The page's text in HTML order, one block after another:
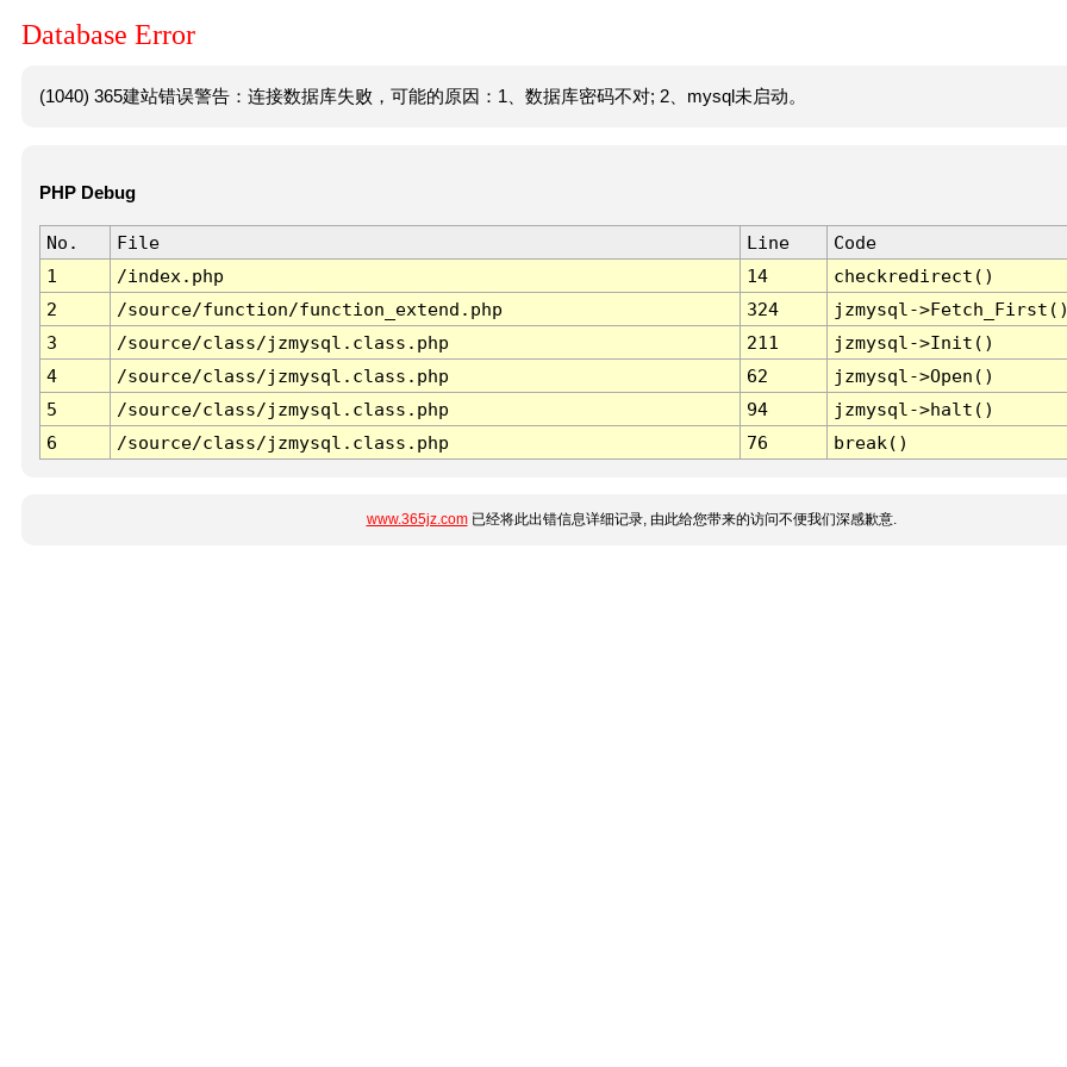
Database Error
(1040) 365建站错误警告：连接数据库失败，可能的原因：1、数据库密码不对; 2、mysql未启动。
PHP Debug
No. File Line
Code
1
/index.php 14
checkredirect()
2
/source/function/function_extend.php 324
jzmysql-
3
/source/class/jzmysql.class.php 211
jzmysql->Init()
4
/source/class/jzmysql.class.php 62
jzmysql->Open()
5
/source/class/jzmysql.class.php 94
jzmysql->halt()
6
/source/class/jzmysql.class.php 76 break()
www.365jz.com已经将此出错信息详细记录, 由此给您带来的访问不便我们深感歉意.